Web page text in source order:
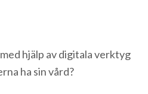
hjälp av digitala verktyg
ha sin vård?